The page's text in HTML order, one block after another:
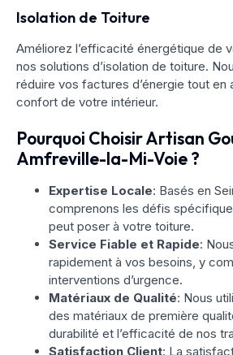
Isolation de Toiture
Améliorez l’efficacité énergétique de
nos solutions d’isolation de toiture.
réduire vos factures d’énergie tout en
confort de votre intérieur.
Pourquoi Choisir Artisan
Amfreville-la-Mi-Voie ?
Expertise Locale: Basés en
comprenons les défis
peut poser à votre toiture.
Service Fiable et Rapide:
rapidement à vos besoins, y
interventions d’urgence.
Matériaux de Qualité: Nous
des matériaux de première
durabilité et l’efficacité de nos
Satisfaction Client: La